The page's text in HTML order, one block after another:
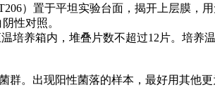
）置于平坦实验台面，揭开上层膜，
性对照。
养箱内，堆叠片数不超过12片。培养
。出现阳性菌落的样本，最好用其他